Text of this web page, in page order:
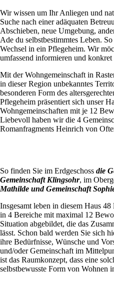
Wir wissen um Ihr Anliegen und
Suche nach einer adäquaten
Abschieben, neue Umgebung,
Ade du selbstbestimmtes Leben.
Wechsel in ein Pflegeheim. Wir
umfassend informieren und konkret
Mit der Wohngemeinschaft in
in dieser Region unbekanntes
besonderen Form des
Pflegeheim präsentiert sich unser
Wohngemeinschaften mit je 12
Liebevoll haben wir die 4
Romanfragments Heinrich von
So finden Sie im Erdgeschoss die
Gemeinschaft Klingsohr, im
Mathilde und Gemeinschaft
Insgesamt leben in diesem Haus
in 4 Bereiche mit maximal 12
Situation abgebildet, die das
lässt. Schon bald werden Sie sich
ihre Bedürfnisse, Wünsche und
und/oder Gemeinschaft im
ist das Raumkonzept, dass eine
selbstbewusste Form von Wohnen